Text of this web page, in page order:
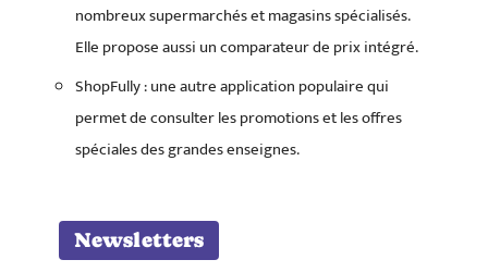
nombreux supermarchés et magasins spécialisés.
Elle propose aussi un comparateur de prix intégré.
ShopFully : une autre application populaire qui
permet de consulter les promotions et les offres
spéciales des grandes enseignes.
Newsletters